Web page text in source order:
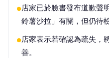
●店家已於臉書發布道歉聲
鈴薯沙拉」有關，但仍待
●店家表示若確認為疏失，
善。